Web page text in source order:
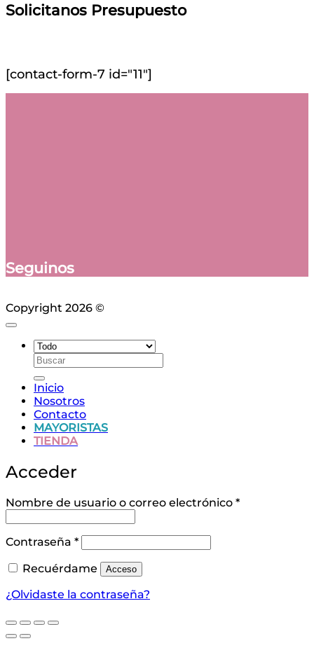
Solicitanos Presupuesto
[contact-form-7 id="11"]
Seguinos
Copyright 2026 ©
Buscar
Inicio
Nosotros
Contacto
MAYORISTAS
TIENDA
Acceder
Nombre de usuario o correo electrónico *Obligatorio
Contraseña *Obligatorio
Recuérdame Acceso
¿Olvidaste la contraseña?